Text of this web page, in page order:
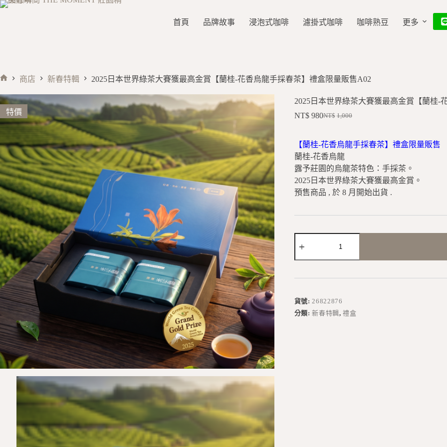
首頁 品牌故事 浸泡式咖啡 濾掛式咖啡 咖啡熟豆 更多
商店 新春特輯 2025日本世界綠茶大賽獲最高金賞【蘭桂-花香烏龍手採春茶】禮盒限量販售A02
特價
2025日本世界綠茶大賽獲最高金賞【蘭桂-
NT$ 1,000
NT$ 980
【蘭桂-花香烏龍手採春茶】禮盒限量販售
蘭桂-花香烏龍
露予莊園的烏龍茶特色：手採茶。
2025日本世界綠茶大賽獲最高金賞。
預售商品 , 於 8 月開始出貨 .
r
n
a
貨號:26822876
分類:新春特輯,禮盒